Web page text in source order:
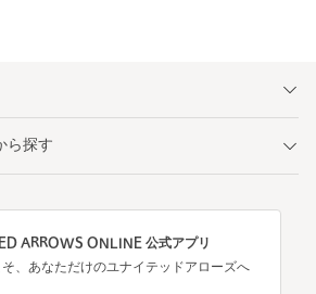
ら探す
ARROWS ONLINE 公式アプリ
そ、あなただけのユナイテッドアローズへ